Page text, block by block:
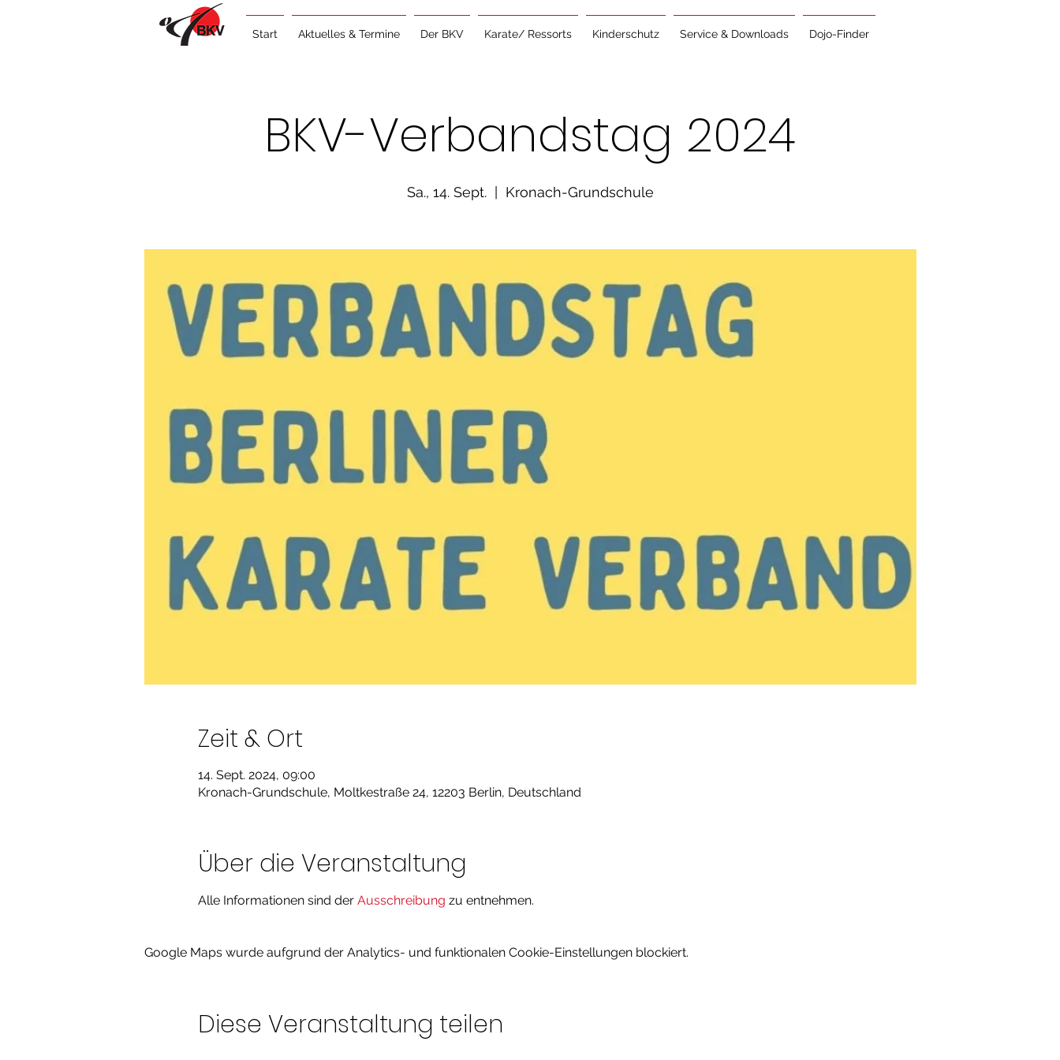
Start Aktuelles & Termine Der BKV Karate/ Ressorts Kinderschutz Service & Downloads Dojo-Finder
BKV-Verbandstag 2024
Sa., 14. Sept.
  |
Kronach-Grundschule
Zeit & Ort
14. Sept. 2024, 09:00
Kronach-Grundschule, Moltkestraße 24, 12203 Berlin, Deutschland
Über die Veranstaltung
Alle Informationen sind der Ausschreibung zu entnehmen.
Google Maps wurde aufgrund der Analytics- und funktionalen Cookie-Einstellungen blockiert.
Diese Veranstaltung teilen